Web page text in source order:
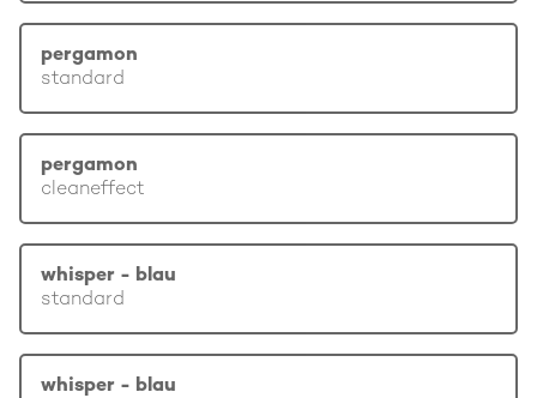
pergamon
standard
pergamon
cleaneffect
whisper - blau
standard
whisper - blau